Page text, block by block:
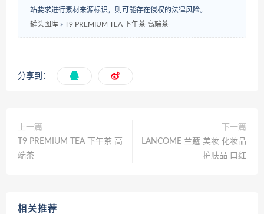
站要求进行素材来源标识，则可能存在侵权的法律风险。
罐头图库 » T9 PREMIUM TEA 下午茶 高端茶
分享到：
上一篇
T9 PREMIUM TEA 下午茶 高
端茶
下一篇
LANCOME 兰蔻 美妆 化妆品
护肤品 口红
相关推荐